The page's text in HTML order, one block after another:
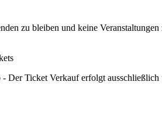
zu bleiben und keine
Der Ticket Verkauf erfolgt ausschließlich